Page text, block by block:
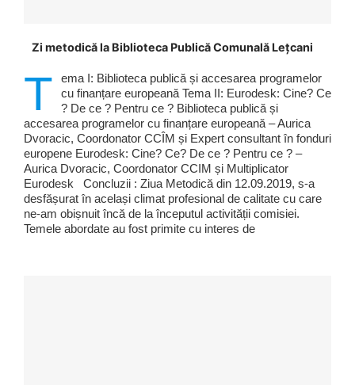
Zi metodică la Biblioteca Publică Comunală Lețcani
T
ema I: Biblioteca publică și accesarea programelor
cu finanțare europeană Tema II: Eurodesk: Cine? Ce
? De ce ? Pentru ce ? Biblioteca publică și
accesarea programelor cu finanțare europeană – Aurica
Dvoracic, Coordonator CCÎM și Expert consultant în fonduri
europene Eurodesk: Cine? Ce? De ce ? Pentru ce ? –
Aurica Dvoracic, Coordonator CCIM și Multiplicator
Eurodesk Concluzii : Ziua Metodică din 12.09.2019, s-a
desfășurat în același climat profesional de calitate cu care
ne-am obișnuit încă de la începutul activității comisiei.
Temele abordate au fost primite cu interes de